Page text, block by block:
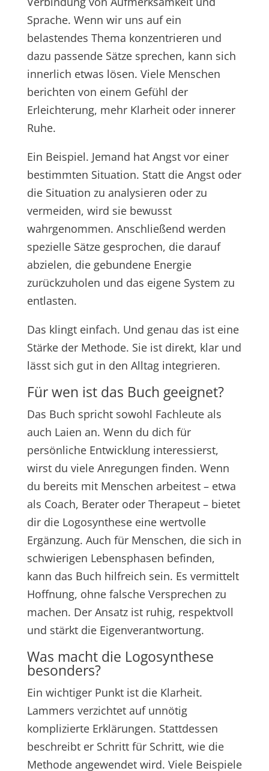
Sprache. Wenn wir uns auf ein
belastendes Thema konzentrieren und
dazu passende Sätze sprechen, kann sich
innerlich etwas lösen. Viele Menschen
berichten von einem Gefühl der
Erleichterung, mehr Klarheit oder innerer
Ruhe.
Ein Beispiel. Jemand hat Angst vor einer
bestimmten Situation. Statt die Angst oder
die Situation zu analysieren oder zu
vermeiden, wird sie bewusst
wahrgenommen. Anschließend werden
spezielle Sätze gesprochen, die darauf
abzielen, die gebundene Energie
zurückzuholen und das eigene System zu
entlasten.
Das klingt einfach. Und genau das ist eine
Stärke der Methode. Sie ist direkt, klar und
lässt sich gut in den Alltag integrieren.
Für wen ist das Buch geeignet?
Das Buch spricht sowohl Fachleute als
auch Laien an. Wenn du dich für
persönliche Entwicklung interessierst,
wirst du viele Anregungen finden. Wenn
du bereits mit Menschen arbeitest – etwa
als Coach, Berater oder Therapeut – bietet
dir die Logosynthese eine wertvolle
Ergänzung. Auch für Menschen, die sich in
schwierigen Lebensphasen befinden,
kann das Buch hilfreich sein. Es vermittelt
Hoffnung, ohne falsche Versprechen zu
machen. Der Ansatz ist ruhig, respektvoll
und stärkt die Eigenverantwortung.
Was macht die Logosynthese
besonders?
Ein wichtiger Punkt ist die Klarheit.
Lammers verzichtet auf unnötig
komplizierte Erklärungen. Stattdessen
beschreibt er Schritt für Schritt, wie die
Methode angewendet wird. Viele Beispiele